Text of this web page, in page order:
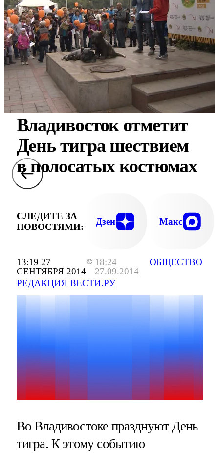
13:19 27
СЕНТЯБРЯ 2014
18:24
27.09.2014
РЕДАКЦИЯ ВЕСТИ.РУ
ОБЩЕСТВО
Владивосток отметит
День тигра шествием
в полосатых костюмах
СЛЕДИТЕ ЗА
НОВОСТЯМИ:
Дзен Макс
Во Владивостоке празднуют День
тигра. К этому событию